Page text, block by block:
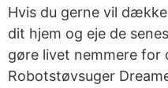
Hvis du gerne vil
dit hjem og eje de
gøre livet nemmere for
Robotstøvsuger